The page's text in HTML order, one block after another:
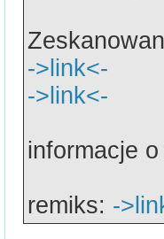
->link<-
->link<-
informacje
remiks: -